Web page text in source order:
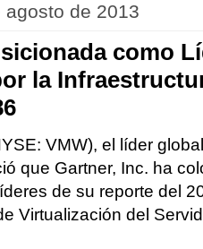
de 2013
como
la
VMW), el líder
que Gartner, Inc. ha
de su reporte del
Virtualización del